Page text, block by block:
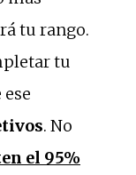
tu rango.
tu
. No
el 95%